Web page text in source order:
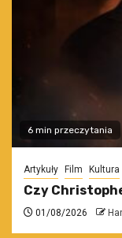
6 min przeczytania
Artykuły Film Kultura
Czy
01/08/2026